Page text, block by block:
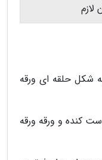
لازم
شکل حلقه ای ورقه
کنده و ورقه ورقه